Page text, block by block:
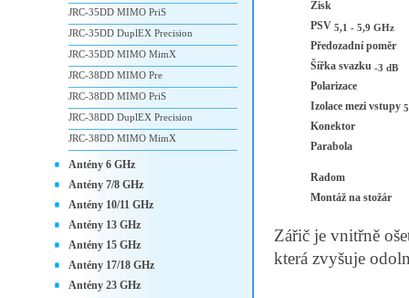
Zisk
PSV 5,1 - 5,9 GHz
Předozadní poměr
Šířka svazku -3 dB
Polarizace
Izolace mezi vstupy
Konektor
Parabola
Radom
Montáž na stožár
Zářič je vnitřně
která zvyšuje
JRC-35DD MIMO PriS
JRC-35DD DuplEX Precision
JRC-35DD MIMO MimX
JRC-38DD MIMO Pre
JRC-38DD MIMO PriS
JRC-38DD DuplEX Precision
JRC-38DD MIMO MimX
Antény 6 GHz
Antény 7/8 GHz
Antény 10/11 GHz
Antény 13 GHz
Antény 15 GHz
Antény 17/18 GHz
Antény 23 GHz